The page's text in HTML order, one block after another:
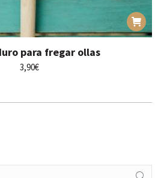
para fregar ollas
3,90€